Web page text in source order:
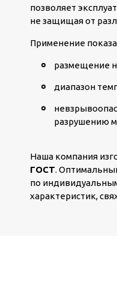
позволяет
не защищая от
Применение
размещение
диапазон
разрушению
Наша компания
ГОСТ.
по
характеристик,